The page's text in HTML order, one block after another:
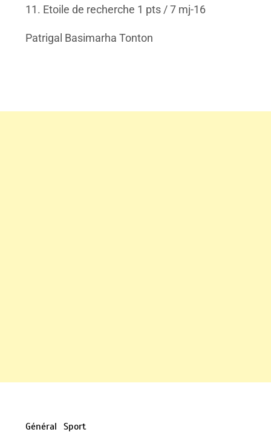
11. Etoile de recherche 1 pts / 7 mj-16
Patrigal Basimarha Tonton
Général Sport